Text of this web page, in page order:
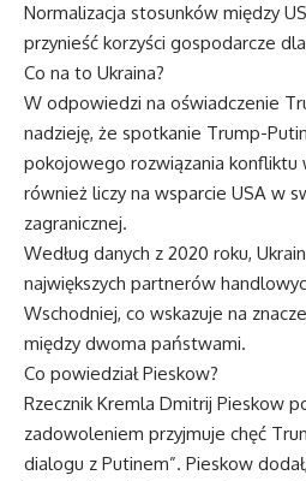
Normalizacja stosunków między
przynieść korzyści gospodarcze
Co na to Ukraina?
W odpowiedzi na oświadczenie
nadzieję, że spotkanie Trump-
pokojowego rozwiązania konfliktu
również liczy na wsparcie USA w
zagranicznej.
Według danych z 2020 roku,
największych partnerów
Wschodniej, co wskazuje na
między dwoma państwami.
Co powiedział Pieskow?
Rzecznik Kremla Dmitrij Pieskow
zadowoleniem przyjmuje chęć
dialogu z Putinem”. Pieskow